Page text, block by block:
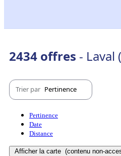
2434 offres - Laval
Trier par Pertinence
Pertinence
Date
Distance
Afficher la carte (contenu non-